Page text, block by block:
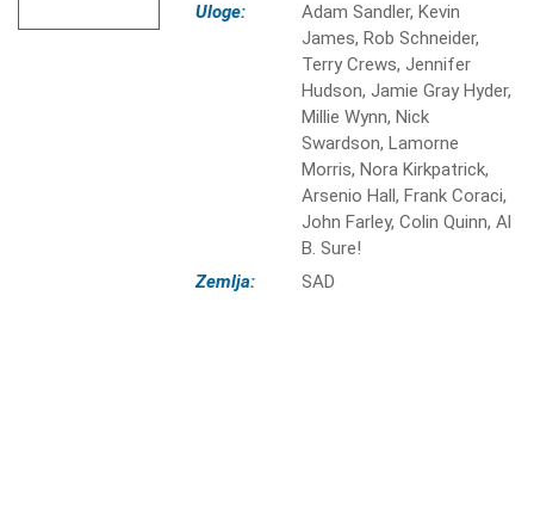
Uloge:
Adam Sandler, Kevin
James, Rob Schneider,
Terry Crews, Jennifer
Hudson, Jamie Gray Hyder,
Millie Wynn, Nick
Swardson, Lamorne
Morris, Nora Kirkpatrick,
Arsenio Hall, Frank Coraci,
John Farley, Colin Quinn, Al
B. Sure!
Zemlja:
SAD